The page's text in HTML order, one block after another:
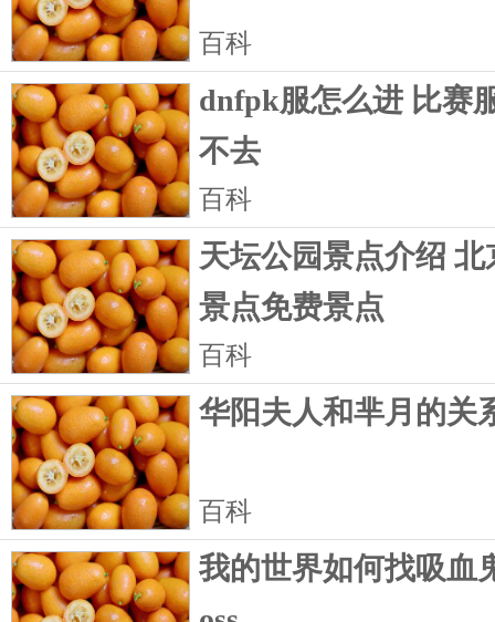
百科
dnfpk服怎么进 比赛
不去
百科
天坛公园景点介绍
景点免费景点
百科
华阳夫人和芈月的关
百科
我的世界如何找吸血